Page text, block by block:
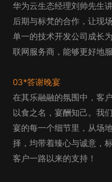
华为云生态经理刘帅先生
后期与标梵的合作，让现
单一的技术开发公司成长
联网服务商，能够更好地
03*答谢晚宴
在其乐融融的氛围中，客
以食之名，宴酬知己。我
宴的每一个细节里，从场
择，均带着臻心与诚意，
客户一路以来的支持！